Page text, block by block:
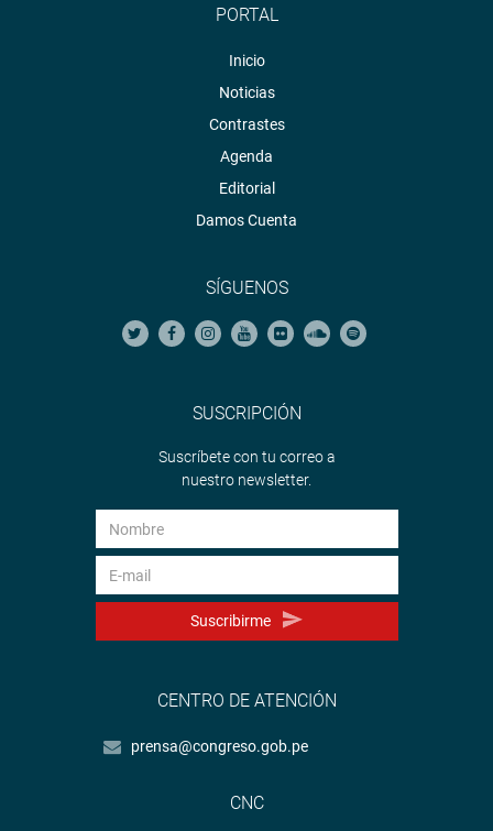
PORTAL
Inicio
Noticias
Contrastes
Agenda
Editorial
Damos Cuenta
SÍGUENOS
SUSCRIPCIÓN
Suscríbete con tu correo a
nuestro newsletter.
Suscribirme
CENTRO DE ATENCIÓN
prensa@congreso.gob.pe
CNC